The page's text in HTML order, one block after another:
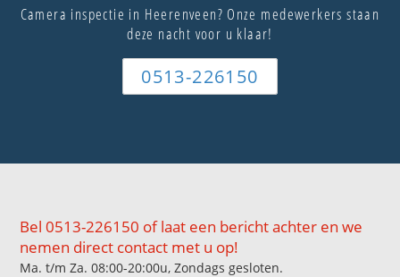
Camera inspectie in Heerenveen? Onze medewerkers staan
deze nacht voor u klaar!
0513-226150
Bel 0513-226150 of laat een bericht achter en we
nemen direct contact met u op!
Ma. t/m Za. 08:00-20:00u, Zondags gesloten.